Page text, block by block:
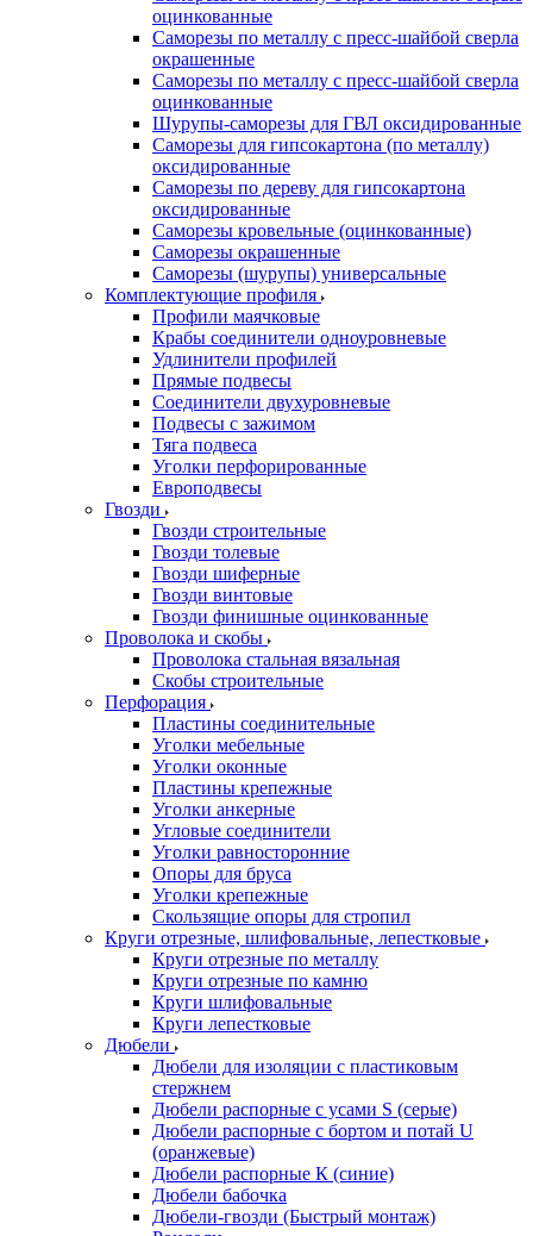
оцинкованные
Саморезы по металлу с пресс-шайбой сверла
окрашенные
Саморезы по металлу с пресс-шайбой сверла
оцинкованные
Шурупы-саморезы для ГВЛ оксидированные
Саморезы для гипсокартона (по металлу)
оксидированные
Саморезы по дереву для гипсокартона
оксидированные
Саморезы кровельные (оцинкованные)
Саморезы окрашенные
Саморезы (шурупы) универсальные
Комплектующие профиля
Профили маячковые
Крабы соединители одноуровневые
Удлинители профилей
Прямые подвесы
Соединители двухуровневые
Подвесы с зажимом
Тяга подвеса
Уголки перфорированные
Европодвесы
Гвозди
Гвозди строительные
Гвозди толевые
Гвозди шиферные
Гвозди винтовые
Гвозди финишные оцинкованные
Проволока и скобы
Проволока стальная вязальная
Скобы строительные
Перфорация
Пластины соединительные
Уголки мебельные
Уголки оконные
Пластины крепежные
Уголки анкерные
Угловые соединители
Уголки равносторонние
Опоры для бруса
Уголки крепежные
Скользящие опоры для стропил
Круги отрезные, шлифовальные, лепестковые
Круги отрезные по металлу
Круги отрезные по камню
Круги шлифовальные
Круги лепестковые
Дюбели
Дюбели для изоляции с пластиковым
стержнем
Дюбели распорные с усами S (серые)
Дюбели распорные c бортом и потай U
(оранжевые)
Дюбели распорные К (синие)
Дюбели бабочка
Дюбели-гвозди (Быстрый монтаж)